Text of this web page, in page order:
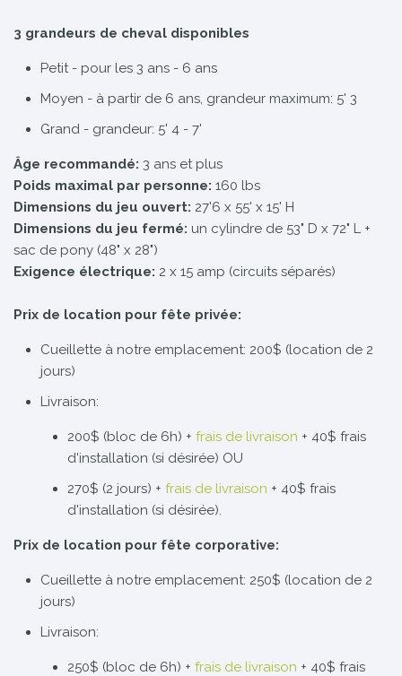
3 grandeurs de cheval disponibles
Petit - pour les 3 ans - 6 ans
Moyen - à partir de 6 ans, grandeur maximum: 5' 3
Grand - grandeur: 5' 4 - 7'
Âge recommandé: 3 ans et plus
Poids maximal par personne: 160 lbs
Dimensions du jeu ouvert: 27'6 x 55' x 15' H
Dimensions du jeu fermé: un cylindre de 53" D x 72" L +
sac de pony (48" x 28")
Exigence électrique: 2 x 15 amp (circuits séparés)
Prix de location pour fête privée:
Cueillette à notre emplacement: 200$ (location de 2
jours)
Livraison:
200$ (bloc de 6h) + frais de livraison + 40$ frais
d'installation (si désirée) OU
270$ (2 jours) + frais de livraison + 40$ frais
d'installation (si désirée).
Prix de location pour fête corporative:
Cueillette à notre emplacement: 250$ (location de 2
jours)
Livraison:
250$ (bloc de 6h) + frais de livraison + 40$ frais